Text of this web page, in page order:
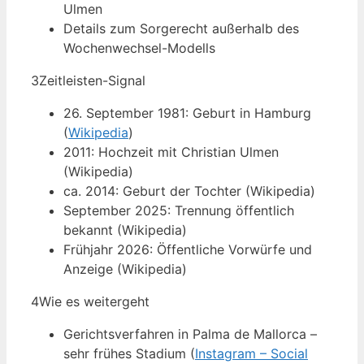
Ulmen
Details zum Sorgerecht außerhalb des
Wochenwechsel-Modells
3Zeitleisten-Signal
26. September 1981: Geburt in Hamburg
(Wikipedia)
2011: Hochzeit mit Christian Ulmen
(Wikipedia)
ca. 2014: Geburt der Tochter (Wikipedia)
September 2025: Trennung öffentlich
bekannt (Wikipedia)
Frühjahr 2026: Öffentliche Vorwürfe und
Anzeige (Wikipedia)
4Wie es weitergeht
Gerichtsverfahren in Palma de Mallorca –
sehr frühes Stadium (Instagram – Social